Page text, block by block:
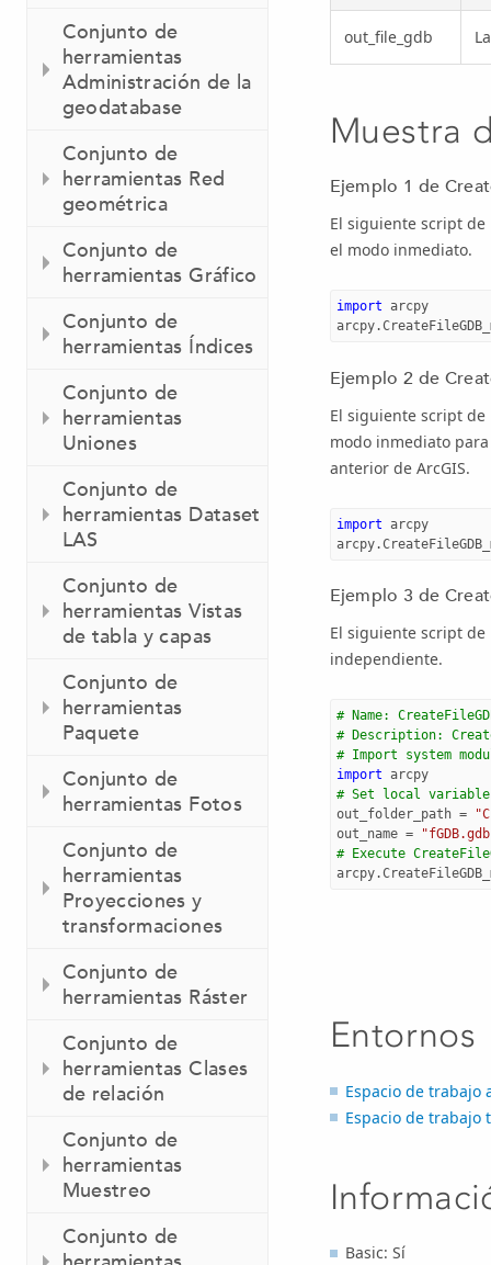
Conjunto de
herramientas
Administración de la
geodatabase
Conjunto de
herramientas Red
geométrica
Conjunto de
herramientas Gráfico
Conjunto de
herramientas Índices
Conjunto de
herramientas
Uniones
Conjunto de
herramientas Dataset
LAS
Conjunto de
herramientas Vistas
de tabla y capas
Conjunto de
herramientas
Paquete
Conjunto de
herramientas Fotos
Conjunto de
herramientas
Proyecciones y
transformaciones
Conjunto de
herramientas Ráster
Conjunto de
herramientas Clases
de relación
Conjunto de
herramientas
Muestreo
Conjunto de
out_file_gdb
Muestra
Ejemplo 1 de
El siguiente script
el modo inmediato.
import arcpy
arcpy.
Ejemplo 2 de
El siguiente script
modo inmediato
anterior de ArcGIS.
import arcpy
arcpy.
Ejemplo 3 de
El siguiente script
independiente.
# Name:
# Description:
# Import system
import arcpy
# Set local
out_folder_path =
out_name =
# Execute
arcpy.
Entornos
Espacio de trabajo
Espacio de trabajo
Basic: Sí